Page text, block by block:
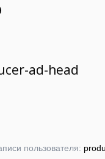
ad-head
пользователя: